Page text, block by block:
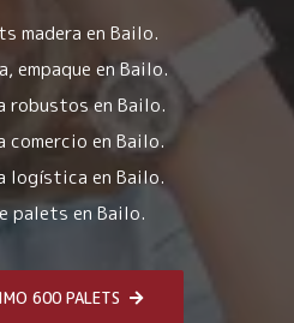
madera en Bailo.
empaque en Bailo.
robustos en Bailo.
comercio en Bailo.
logística en Bailo.
palets en Bailo.
600 PALETS